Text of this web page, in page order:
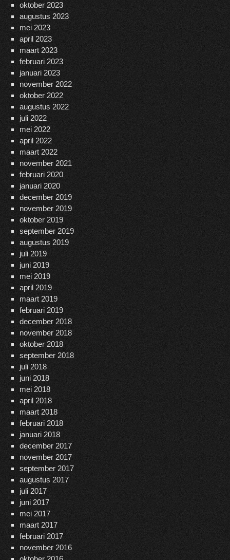
oktober 2023
augustus 2023
mei 2023
april 2023
maart 2023
februari 2023
januari 2023
november 2022
oktober 2022
augustus 2022
juli 2022
mei 2022
april 2022
maart 2022
november 2021
februari 2020
januari 2020
december 2019
november 2019
oktober 2019
september 2019
augustus 2019
juli 2019
juni 2019
mei 2019
april 2019
maart 2019
februari 2019
december 2018
november 2018
oktober 2018
september 2018
juli 2018
juni 2018
mei 2018
april 2018
maart 2018
februari 2018
januari 2018
december 2017
november 2017
september 2017
augustus 2017
juli 2017
juni 2017
mei 2017
maart 2017
februari 2017
november 2016